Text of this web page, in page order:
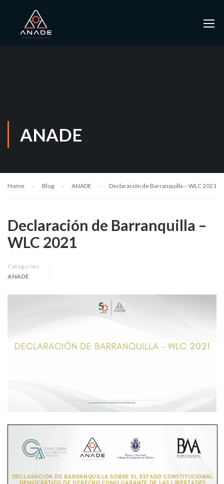
ANADE
Home Blog ANADE Declaración de Barranquilla – WLC 2021
Declaración de Barranquilla –
WLC 2021
Categories
ANADE